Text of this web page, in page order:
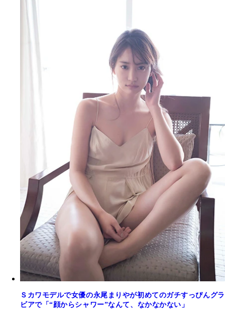
Ｓカワモデルで女優の永尾まりやが初めてのガチすっぴんグラ
ビアで「“顔からシャワー”なんて、なかなかない」